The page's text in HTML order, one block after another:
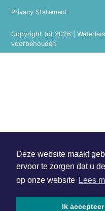
Deze website maakt
ervoor te zorgen dat u
op onze website Lees
Ik
Copyright (c) 2026 |
voorbehouden
Privacy Statement